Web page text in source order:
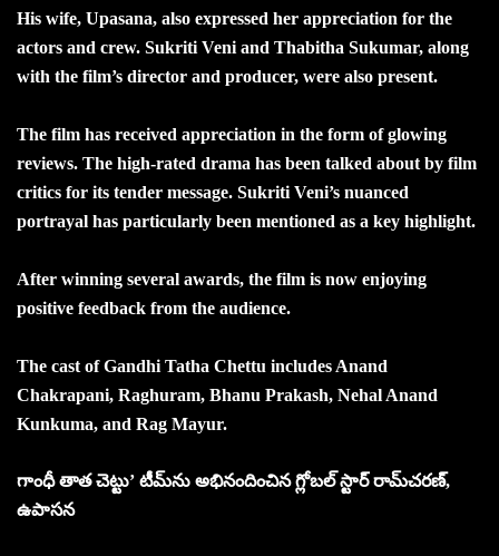
His wife, Upasana, also expressed her appreciation for the
actors and crew. Sukriti Veni and Thabitha Sukumar, along
with the film’s director and producer, were also present.
The film has received appreciation in the form of glowing
reviews. The high-rated drama has been talked about by film
critics for its tender message. Sukriti Veni’s nuanced
portrayal has particularly been mentioned as a key highlight.
After winning several awards, the film is now enjoying
positive feedback from the audience.
The cast of Gandhi Tatha Chettu includes Anand
Chakrapani, Raghuram, Bhanu Prakash, Nehal Anand
Kunkuma, and Rag Mayur.
గాంధీ తాత చెట్టు’ టీమ్‌ను అభినందించిన గ్లోబల్‌ స్టార్‌ రామ్‌చరణ్‌,
ఉపాసన